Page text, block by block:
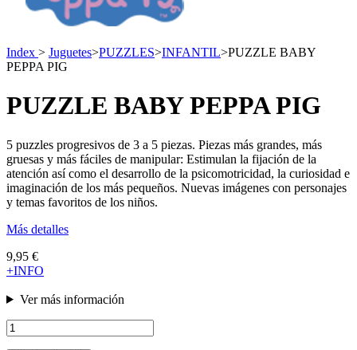
Index > Juguetes>PUZZLES>INFANTIL>PUZZLE BABY
PEPPA PIG
PUZZLE BABY PEPPA PIG
5 puzzles progresivos de 3 a 5 piezas. Piezas más grandes, más
gruesas y más fáciles de manipular: Estimulan la fijación de la
atención así como el desarrollo de la psicomotricidad, la curiosidad e
imaginación de los más pequeños. Nuevas imágenes con personajes
y temas favoritos de los niños.
Más detalles
9,95 €
+INFO
Ver más información